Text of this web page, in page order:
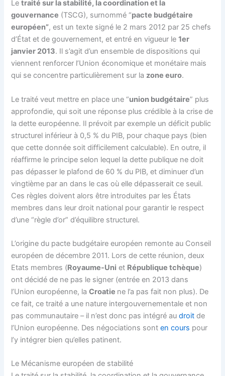
Letraité sur la stabilité, la coordination et la
gouvernance (TSCG), surnommé “pacte budgétaire
européen”, est un texte signé le 2 mars 2012 par 25 chefs
d’État et de gouvernement, et entré en vigueur le1er
janvier 2013. Il s’agit d’un ensemble de dispositions qui
viennent renforcer l’Union économique et monétaire mais
qui se concentre particulièrement sur la zone euro.
Le traité veut mettre en place une “union budgétaire” plus
approfondie, qui soit une réponse plus crédible à la crise de
la dette européenne. Il prévoit par exemple un déficit public
structurel inférieur à 0,5 % du PIB, pour chaque pays (bien
que cette donnée soit difficilement calculable). En outre, il
réaffirme le principe selon lequel la dette publique ne doit
pas dépasser le plafond de 60 % du PIB, et diminuer d’un
vingtième par an dans le cas où elle dépasserait ce seuil.
Ces règles doivent alors être introduites par les États
membres dans leur droit national pour garantir le respect
d’une “règle d’or” d’équilibre structurel.
L’origine du pacte budgétaire européen remonte au Conseil
européen de décembre 2011. Lors de cette réunion, deux
Etats membres (Royaume-Uni et République tchèque)
ont décidé de ne pas le signer (entrée en 2013 dans
l’Union européenne, laCroatie ne l’a pas fait non plus). De
ce fait, ce traité a une nature intergouvernementale et non
pas communautaire – il n’est donc pas intégré audroit de
l’Union européenne. Des négociations sonten cours pour
l’y intégrer bien qu’elles patinent.
Le Mécanisme européen de stabilité